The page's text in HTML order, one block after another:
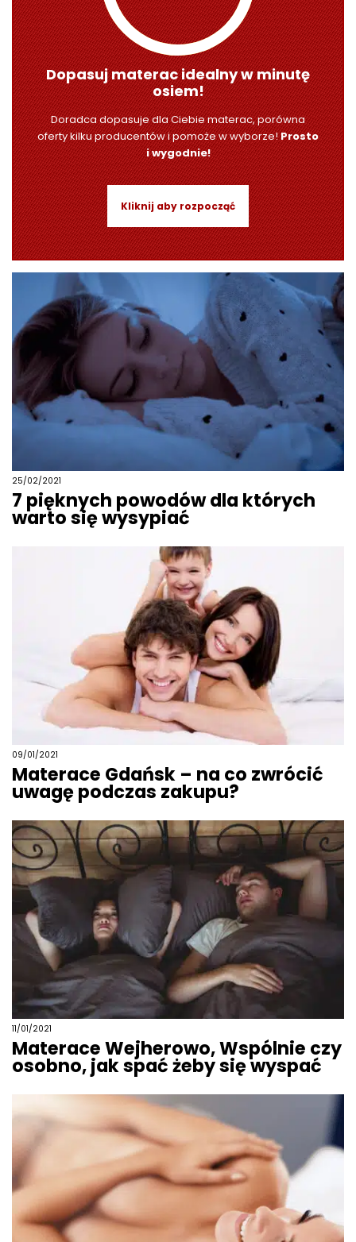
R
A
C
E
Ł
Ó
Ż
K
A
M
A
T
E
R
K
N
T
B
L
O
Dopasuj materac idealny w minutę
osiem!
Doradca dopasuje dla Ciebie materac, porówna
oferty kilku producentów i pomoże w wyborze!Prosto
i wygodnie!
Kliknij aby rozpocząć
25/02/2021
7 pięknych powodów dla których
warto się wysypiać
09/01/2021
Materace Gdańsk – na co zwrócić
uwagę podczas zakupu?
11/01/2021
Materace Wejherowo, Wspólnie czy
osobno, jak spać żeby się wyspać